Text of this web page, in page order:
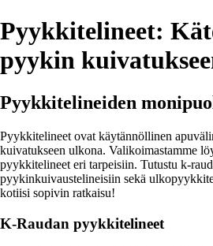
Pyykkitelineet:
pyykin
Pyykkitelineiden
Pyykkitelineet ovat käytännöllinen
kuivatukseen ulkona. Valikoimastamme
pyykkitelineet eri tarpeisiin. Tutustu k-
pyykinkuivaustelineisiin sekä
kotiisi sopivin ratkaisu!
K-Raudan pyykkitelineet